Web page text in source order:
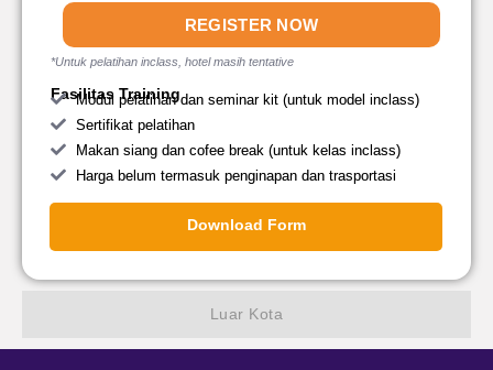
Luar Kota
REGISTER NOW
*Untuk pelatihan inclass, hotel masih tentative
Fasilitas Training
Modul pelatihan dan seminar kit (untuk model inclass)
Sertifikat pelatihan
Makan siang dan cofee break (untuk kelas inclass)
Harga belum termasuk penginapan dan trasportasi
Download Form